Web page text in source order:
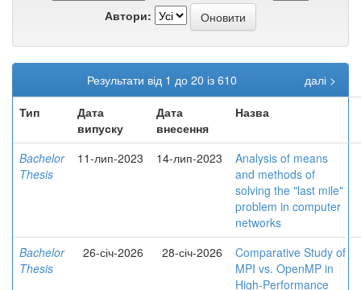
Автори:
Результати від 1 до 20 із 610
далі >
Тип
Дата
випуску
Дата
внесення
Назва
Bachelor
Thesis
11-лип-2023 14-лип-2023
Analysis of means
and methods of
solving the "last mile"
problem in computer
networks
Bachelor
Thesis
26-січ-2026 28-січ-2026
Comparative Study of
MPI vs. OpenMP in
High-Performance